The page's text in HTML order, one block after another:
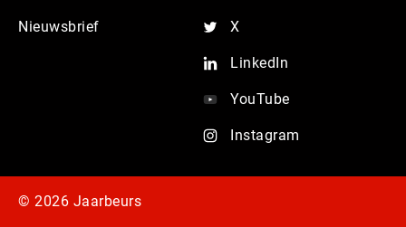
Nieuwsbrief X
LinkedIn
YouTube
Instagram
© 2026 Jaarbeurs